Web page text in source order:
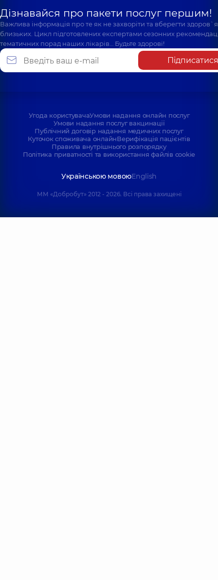
Дізнавайся про пакети послуг першим!
Важлива інформація про те як не захворіти та вберегти
близьких. Цикл підготовлених експертами сезонних
тематичних порад наших лікарів… Будьте здорові!
Підписатися
Угода користувачаУмови надання онлайн послуг
Умови надання послуг вакцинації
Публічний договір надання медичних послуг
Куточок споживача онлайнВерифікація пацієнтів
Правила внутрішнього розпорядку
Політика приватності та використання файлів cookie
Українською мовоюEnglish
ММ «Добробут» 2012 - 2026. Всі права захищені